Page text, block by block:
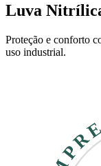
Luva
Proteção e conforto
uso industrial.